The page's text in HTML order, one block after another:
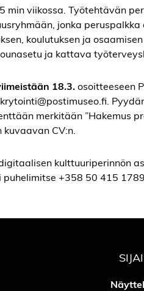
min viikossa. Työtehtävän
jonka
koulutuksen ja
ja kattava
18.3.osoitteeseen
merkitään ”Hakemus
CV:n.
kulttuuriperinnön
+358 50 415 1789